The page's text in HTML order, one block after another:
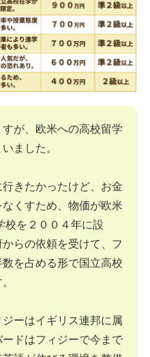
が、欧米への高校留学
ました。
きたかったけど、お金
くすため、物価が欧米
校を２００４年に設
らの依頼を受けて、フ
を占める形で国立高校
ーはイギリス連邦に属
ドはフィジーで今まで